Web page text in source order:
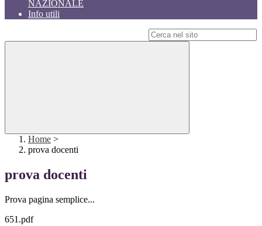
NAZIONALE
Info utili
Home >
prova docenti
prova docenti
Prova pagina semplice...
651.pdf